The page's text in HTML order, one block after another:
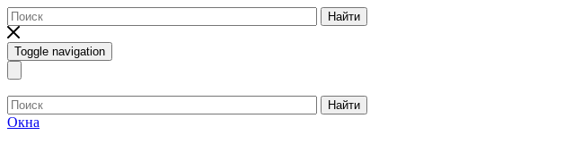
Найти
Toggle navigation
Найти
Окна